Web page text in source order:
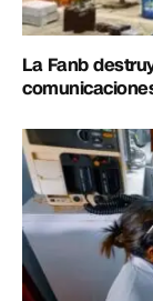
La Fanb